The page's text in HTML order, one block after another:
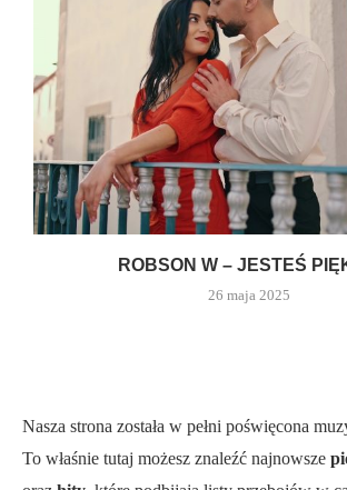
ROBSON W – JESTEŚ
26 maja 2025
Nasza strona została w pełni poświęcona
To właśnie tutaj możesz znaleźć najnowsze